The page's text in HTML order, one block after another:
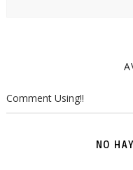
Comment Using!!
NO